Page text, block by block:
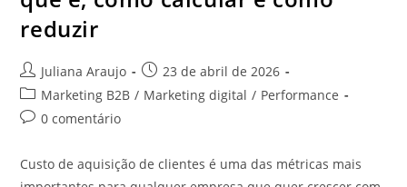
reduzir
Juliana Araujo
23 de abril de 2026
Marketing B2B / Marketing digital / Performance
0 comentário
Custo de aquisição de clientes é uma das métricas mais